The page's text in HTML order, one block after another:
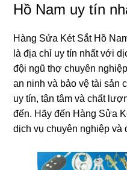
Hồ Nam uy tín
Hàng Sửa Két Sắt Hồ
là địa chỉ uy tín nhất với
đội ngũ thợ chuyên
an ninh và bảo vệ tài sản
uy tín, tận tâm và chất
đến. Hãy đến Hàng Sửa
dịch vụ chuyên nghiệp và